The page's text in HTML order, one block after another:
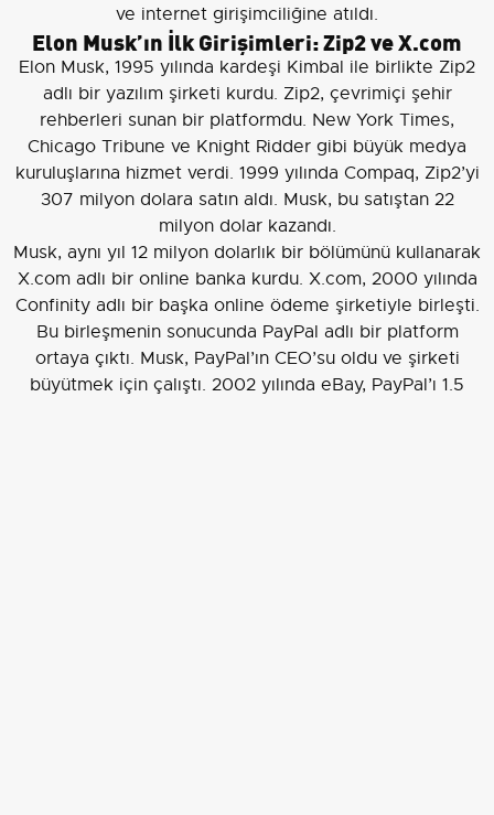
ve internet girişimciliğine atıldı.
Elon Musk’ın İlk Girişimleri: Zip2 ve X.com
Elon Musk, 1995 yılında kardeşi Kimbal ile birlikte Zip2
adlı bir yazılım şirketi kurdu. Zip2, çevrimiçi şehir
rehberleri sunan bir platformdu. New York Times,
Chicago Tribune ve Knight Ridder gibi büyük medya
kuruluşlarına hizmet verdi. 1999 yılında Compaq, Zip2’yi
307 milyon dolara satın aldı. Musk, bu satıştan 22
milyon dolar kazandı.
Musk, aynı yıl 12 milyon dolarlık bir bölümünü kullanarak
X.com adlı bir online banka kurdu. X.com, 2000 yılında
Confinity adlı bir başka online ödeme şirketiyle birleşti.
Bu birleşmenin sonucunda PayPal adlı bir platform
ortaya çıktı. Musk, PayPal’ın CEO’su oldu ve şirketi
büyütmek için çalıştı. 2002 yılında eBay, PayPal’ı 1.5